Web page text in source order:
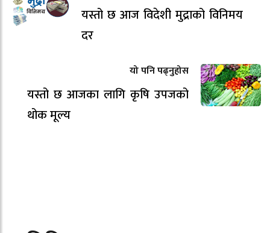
यस्तो छ आज विदेशी मुद्राको विनिमय
दर
यो पनि पढ्नुहोस
यस्तो छ आजका लागि कृषि उपजको
थोक मूल्य